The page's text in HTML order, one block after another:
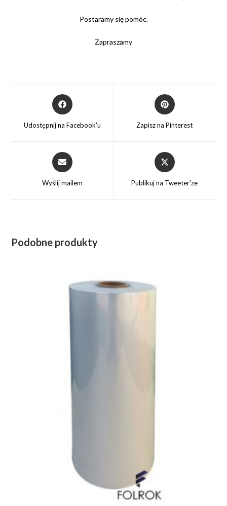
Postaramy się pomóc.
Zapraszamy
Opens
in
new
Udostępnij na Facebook'u
Opens
in
Zapisz na Pinterest
Opens
in
new
Wyślij mailem
Opens
in
new
Publikuj na Tweeter'ze
Podobne produkty